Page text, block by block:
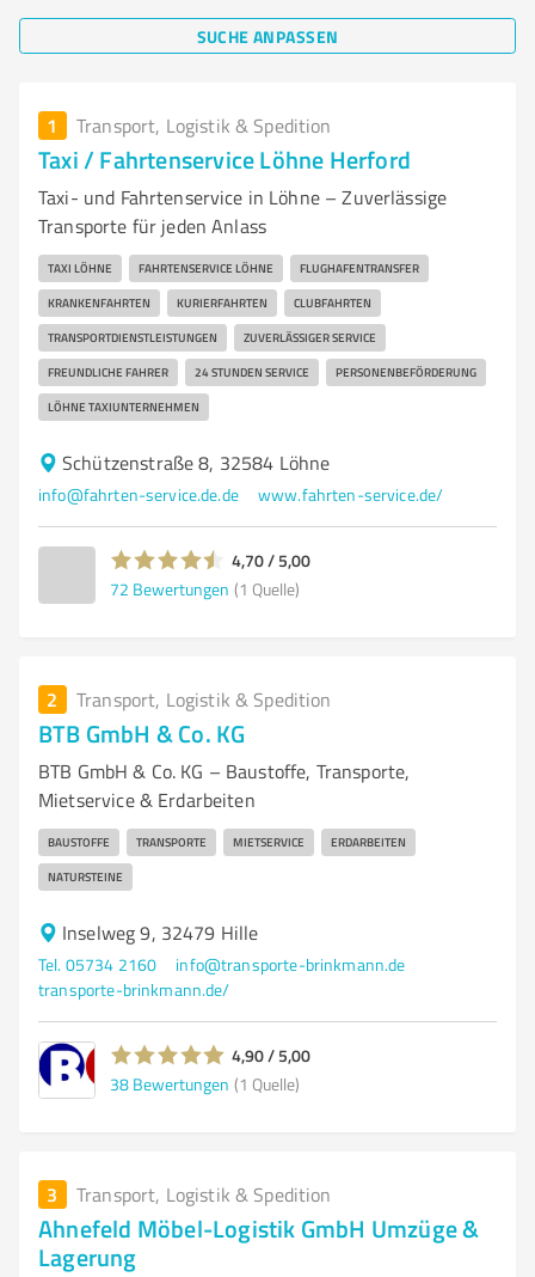
SUCHE ANPASSEN
1 Transport, Logistik & Spedition
Taxi / Fahrtenservice Löhne Herford
Taxi- und Fahrtenservice in Löhne – Zuverlässige
Transporte für jeden Anlass
TAXI LÖHNE FAHRTENSERVICE LÖHNE FLUGHAFENTRANSFER
KRANKENFAHRTEN KURIERFAHRTEN CLUBFAHRTEN
TRANSPORTDIENSTLEISTUNGEN ZUVERLÄSSIGER SERVICE
FREUNDLICHE FAHRER 24 STUNDEN SERVICE PERSONENBEFÖRDERUNG
LÖHNE TAXIUNTERNEHMEN
Schützenstraße 8, 32584 Löhne
info@fahrten-service.de.de www.fahrten-service.de/
4,70 / 5,00
72 Bewertungen (1 Quelle)
2 Transport, Logistik & Spedition
BTB GmbH & Co. KG
BTB GmbH & Co. KG – Baustoffe, Transporte,
Mietservice & Erdarbeiten
BAUSTOFFE TRANSPORTE MIETSERVICE ERDARBEITEN
NATURSTEINE
Inselweg 9, 32479 Hille
Tel. 05734 2160
info@transporte-brinkmann.de
transporte-brinkmann.de/
4,90 / 5,00
38 Bewertungen (1 Quelle)
3 Transport, Logistik & Spedition
Ahnefeld Möbel-Logistik GmbH Umzüge &
Lagerung